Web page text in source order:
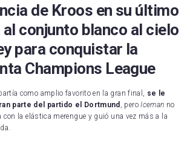
Real Sociedad
UD Las Palmas
CD Leganés
Celta de Vigo
Getafe CF
de Kroos en su último
al conjunto blanco al cielo
para conquistar la
Champions League
partía como amplio favorito en la gran final, se le
parte del partido el Dortmund
, peroIceman no
la elástica merengue y guió una vez más a la